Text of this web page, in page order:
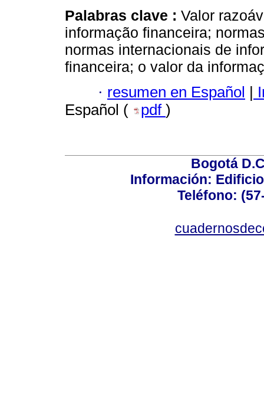
Palabras clave : Valor
informação financeira;
normas internacionais de
financeira; o valor da
· resumen en Español |
Español (
pdf )
Bogotá
Información:
Teléfono: